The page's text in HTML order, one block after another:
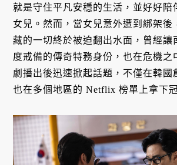
就是守住平凡安穩的生活，並好好陪
女兒。然而，當女兒意外遭到綁架後
藏的一切終於被迫翻出水面，曾經讓
度戒備的傳奇特務身份，也在危機之
劇播出後迅速掀起話題，不僅在韓國
也在多個地區的 Netflix 榜單上拿下